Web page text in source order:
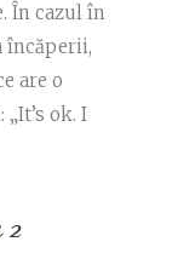
În cazul în
încăperii,
are o
ok. I
2